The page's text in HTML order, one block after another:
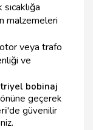
malzemeleri
veya trafo
ve
bobinaj
önüne geçerek
'de güvenilir